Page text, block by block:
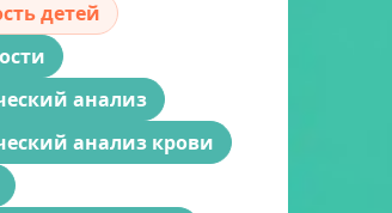
детей
анализ
анализ крови